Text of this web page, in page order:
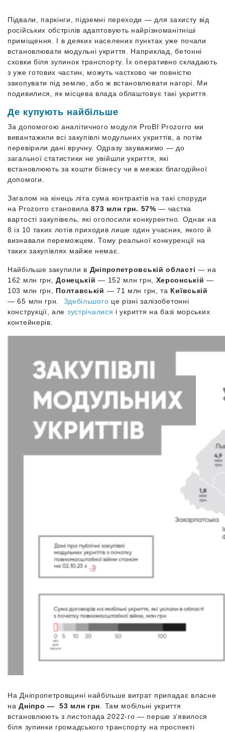
Підвали, паркінги, підземні переходи — для захисту від
російських обстрілів адаптовують найрізноманітніші
приміщення. І в деяких населених пунктах уже почали
встановлювати модульні укриття. Наприклад, бетонні
сховки біля зупинок транспорту. Їх оперативно складають
з уже готових частин, можуть частково чи повністю
закопувати під землю, або ж встановлювати нагорі. Ми
подивилися, як місцева влада облаштовує такі укриття.
Де купують найбільше
За допомогою аналітичного модуля ProBI Prozorro ми
вивантажили всі закупівлі модульних укриттів, а потім
перевірили дані вручну. Одразу зауважимо — до
загальної статистики не увійшли укриття, які
встановлюють за кошти бізнесу чи в межах благодійної
допомоги.
Загалом на кінець літа сума контрактів на такі споруди
на Prozorro становила873 млн грн. 57%— частка
вартості закупівель, які оголосили конкурентно. Однак на
8 із 10 таких лотів приходив лише один учасник, якого й
визнавали переможцем. Тому реальної конкуренції на
таких закупівлях майже немає.
Найбільше закупили в Дніпропетровській області — на
162 млн грн,Донецькій— 152 млн грн, Херсонській —
103 млн грн, Полтавській — 71 млн грн, та Київській
— 65 млн грн. Здебільшого це різні залізобетонні
конструкції, але зустрічалися і укриття на базі морських
контейнерів.
На Дніпропетровщині найбільше витрат припадає власне
наДніпро — 53 млн грн . Там мобільні укриття
встановлюють з листопада 2022-го — перше з’явилося
біля зупинки громадського транспорту на проспекті